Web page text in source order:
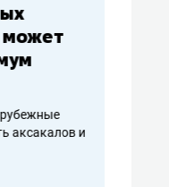
может
аксакалов и